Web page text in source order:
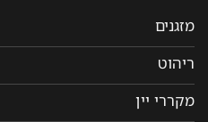
מזגנים
ריהוט
מקררי יין